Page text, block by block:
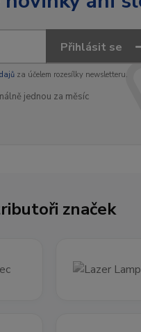
Přihlásit se
za účelem rozesílky newsletteru.
jednou za měsíc
značek